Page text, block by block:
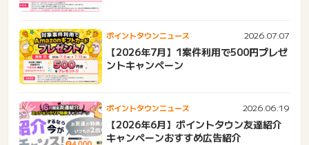
ポイントタウンニュース 2026.07.07
【2026年7月】1案件利用で500円プレゼ
ントキャンペーン
ポイントタウンニュース 2026.06.19
【2026年6月】ポイントタウン友達紹介
キャンペーンおすすめ広告紹介